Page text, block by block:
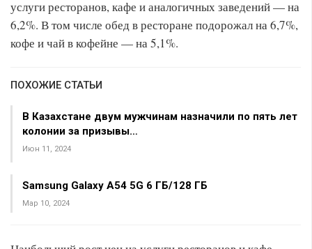
услуги ресторанов, кафе и аналогичных заведений — на
6,2%. В том числе обед в ресторане подорожал на 6,7%,
кофе и чай в кофейне — на 5,1%.
ПОХОЖИЕ СТАТЬИ
В Казахстане двум мужчинам назначили по пять лет
колонии за призывы…
Июн 11, 2024
Samsung Galaxy A54 5G 6 ГБ/128 ГБ
Мар 10, 2024